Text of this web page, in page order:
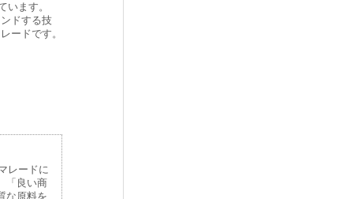
います。
ドする技
ードです。
レードに
「良い商
な原料を